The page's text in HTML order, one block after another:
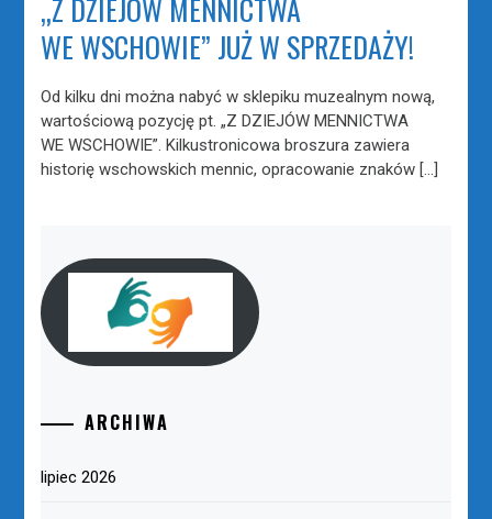
„Z DZIEJÓW MENNICTWA
WE WSCHOWIE” JUŻ W SPRZEDAŻY!
Od kilku dni można nabyć w sklepiku muzealnym nową,
wartościową pozycję pt. „Z DZIEJÓW MENNICTWA
WE WSCHOWIE”. Kilkustronicowa broszura zawiera
historię wschowskich mennic, opracowanie znaków […]
ARCHIWA
lipiec 2026